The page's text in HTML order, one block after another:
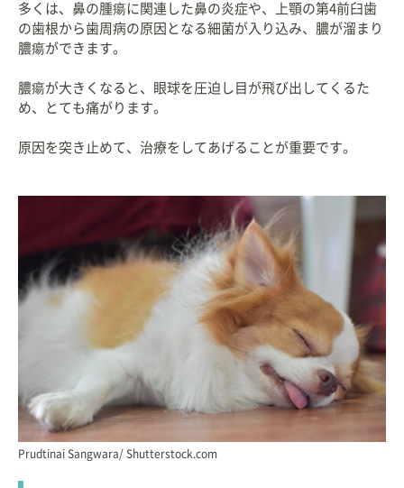
多くは、鼻の腫瘍に関連した鼻の炎症や、上顎の第4前臼歯
の歯根から歯周病の原因となる細菌が入り込み、膿が溜まり
膿瘍ができます。
膿瘍が大きくなると、眼球を圧迫し目が飛び出してくるた
め、とても痛がります。
原因を突き止めて、治療をしてあげることが重要です。
Prudtinai Sangwara/ Shutterstock.com